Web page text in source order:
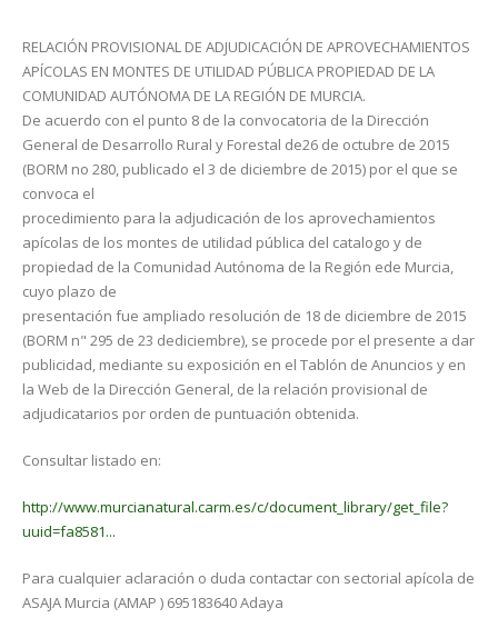
RELACIÓN PROVISIONAL DE ADJUDICACIÓN DE APROVECHAMIENTOS
APÍCOLAS EN MONTES DE UTILIDAD PÚBLICA PROPIEDAD DE LA
COMUNIDAD AUTÓNOMA DE LA REGIÓN DE MURCIA.
De acuerdo con el punto 8 de la convocatoria de la Dirección
General de Desarrollo Rural y Forestal de26 de octubre de 2015
(BORM no 280, publicado el 3 de diciembre de 2015) por el que se
convoca el
procedimiento para la adjudicación de los aprovechamientos
apícolas de los montes de utilidad pública del catalogo y de
propiedad de la Comunidad Autónoma de la Región ede Murcia,
cuyo plazo de
presentación fue ampliado resolución de 18 de diciembre de 2015
(BORM n" 295 de 23 dediciembre), se procede por el presente a dar
publicidad, mediante su exposición en el Tablón de Anuncios y en
la Web de la Dirección General, de la relación provisional de
adjudicatarios por orden de puntuación obtenida.
Consultar listado en:
http://www.murcianatural.carm.es/c/document_library/get_file?
uuid=fa8581...
Para cualquier aclaración o duda contactar con sectorial apícola de
ASAJA Murcia (AMAP ) 695183640 Adaya